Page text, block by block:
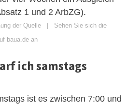
1 und 2 ArbZG).
der Quelle | Sehen Sie sich die
baua.de an
ich samstags
ist es zwischen 7:00 und